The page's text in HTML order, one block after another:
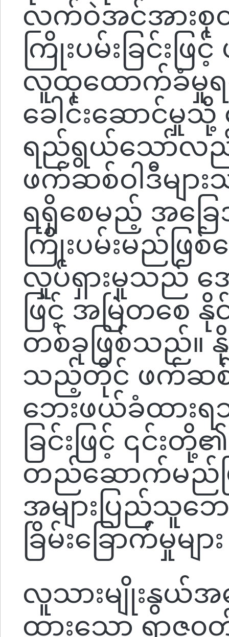
လက်ဝဲအင်အားစု
ကြိုးပမ်းခြင်းဖ
လူထုထောက်ခံမှုရရှိ
ခေါင်းဆောင်မှု
ရည်ရွယ်သော်လည်
ဖက်ဆစ်ဝါဒီမျာ
ရရှိစေမည့် အခြေ
ကြိုးပမ်းမည်ဖြ
လှုပ်ရှားမှုသည် အ
ဖြင့် အမြဲတစေ နို
တစ်ခုဖြစ်သည်။
သည့်တိုင် ဖက်ဆစ်
ဘေးဖယ်ခံထားရ
ခြင်းဖြင့် ၎င်
တည်ဆောက်မည်ဖ
အများပြည်သူဘေ
ခြိမ်းခြောက်မှုမ
လူသားမျိုးနွယ်
ထားသော ရာဇ၀